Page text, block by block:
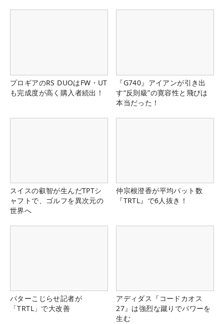
プロギアのRS DUOはFW・UT
も完成度が高く購入者続出！
『G740』アイアンが引き出
す“反則級”の寛容性と飛びは
本当だった！
スイスの叡智が生んだTPTシ
ャフトで、ゴルフを異次元の
世界へ
仲宗根澄香が平均パット数
『TRTL』で6人抜き！
パターこじらせ記者が
「TRTL」で大改善
アディダス『コードカオス
27』は強烈な蹴りでパワーを
生む